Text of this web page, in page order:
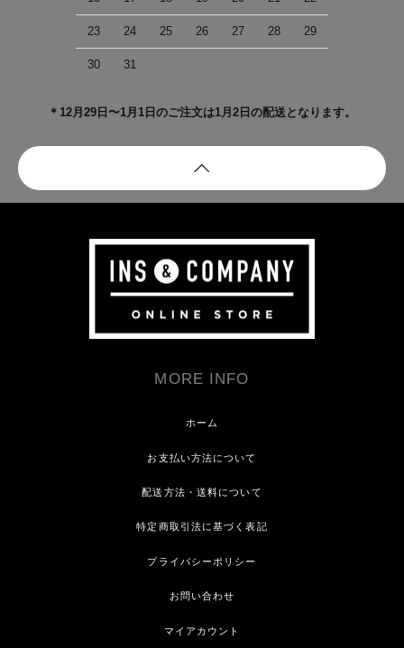
23 24 25 26 27 28 29
30 31
＊12月29日〜1月1日のご注文は1月2日の配送となります。
MORE INFO
ホーム
お支払い方法について
配送方法・送料について
特定商取引法に基づく表記
プライバシーポリシー
お問い合わせ
マイアカウント